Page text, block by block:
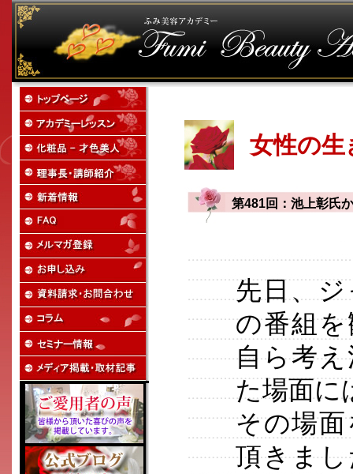
女性の
第481回：池上彰氏
先日、
の番組
自ら考
た場面に
その場
頂きま